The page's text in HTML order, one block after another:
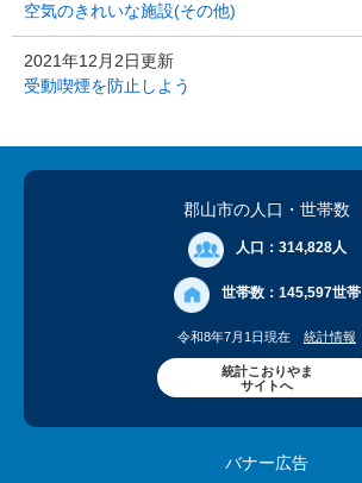
空気のきれいな施設(その他)
2021年12月2日更新
受動喫煙を防止しよう
郡山市の人口 ・世帯数
人口： 314,828人
世帯数： 145,597世帯
令和8年7月1日現在 統計情報
統計こおりやま
サイトへ
バナー広告